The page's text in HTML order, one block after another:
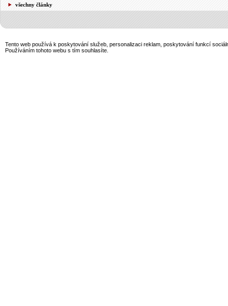
všechny články
Tento web používá k poskytování služeb, personalizaci reklam, poskytování funkcí
Používáním tohoto webu s tím souhlasíte.